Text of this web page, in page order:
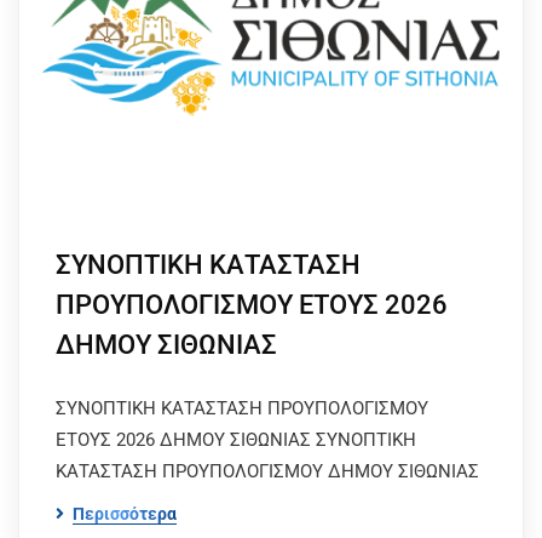
ΣΥΝΟΠΤΙΚΗ ΚΑΤΑΣΤΑΣΗ
ΠΡΟΥΠΟΛΟΓΙΣΜΟΥ ΕΤΟΥΣ 2026
ΔΗΜΟΥ ΣΙΘΩΝΙΑΣ
ΣΥΝΟΠΤΙΚΗ ΚΑΤΑΣΤΑΣΗ ΠΡΟΥΠΟΛΟΓΙΣΜΟΥ
ΕΤΟΥΣ 2026 ΔΗΜΟΥ ΣΙΘΩΝΙΑΣ ΣΥΝΟΠΤΙΚΗ
ΚΑΤΑΣΤΑΣΗ ΠΡΟΥΠΟΛΟΓΙΣΜΟΥ ΔΗΜΟΥ ΣΙΘΩΝΙΑΣ
Περισσότερα